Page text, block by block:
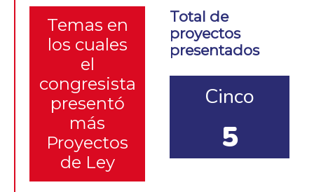
Temas en
los cuales
el
congresista
presentó
más
Proyectos
de Ley
Total de
proyectos
presentados
Cinco
5